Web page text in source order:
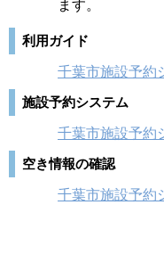
ます。
利用ガイド
千葉市施設予約
施設予約システム
千葉市施設予約
空き情報の確認
千葉市施設予約